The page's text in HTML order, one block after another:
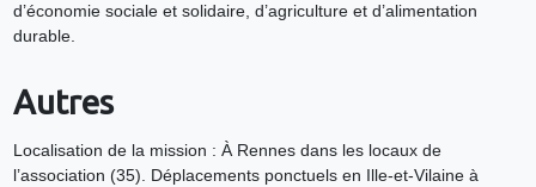
d’économie sociale et solidaire, d’agriculture et d’alimentation
durable.
Autres
Localisation de la mission : À Rennes dans les locaux de
l’association (35). Déplacements ponctuels en Ille-et-Vilaine à